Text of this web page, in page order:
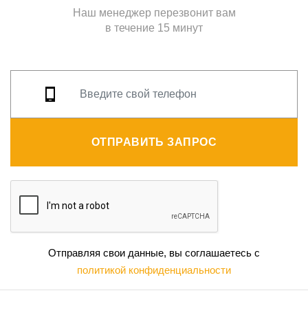
Наш менеджер перезвонит вам
в течение 15 минут
ОТПРАВИТЬ ЗАПРОС
Отправляя свои данные, вы соглашаетесь с
политикой конфиденциальности